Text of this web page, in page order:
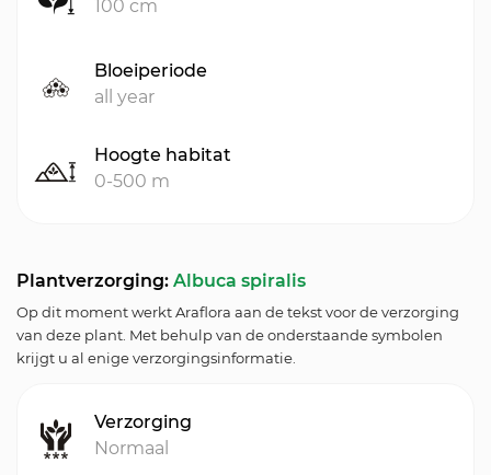
100 cm
Bloeiperiode
all year
Hoogte habitat
0-500 m
Plantverzorging: Albuca spiralis
Op dit moment werkt Araflora aan de tekst voor de verzorging
van deze plant. Met behulp van de onderstaande symbolen
krijgt u al enige verzorgingsinformatie.
Verzorging
Normaal